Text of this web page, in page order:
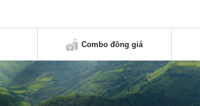
Combo đồng giá